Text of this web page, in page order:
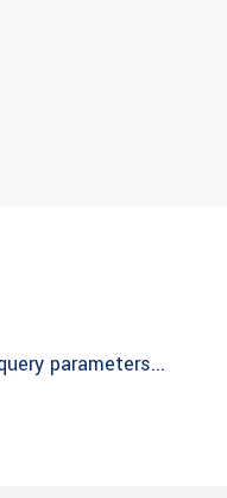
parameters...